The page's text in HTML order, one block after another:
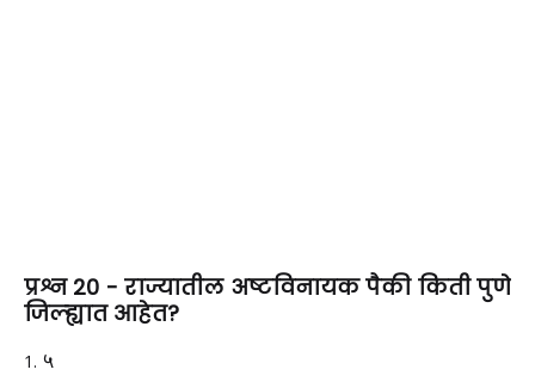
प्रश्न 20 - राज्यातील अष्टविनायक पैकी किती पुणे
जिल्ह्यात आहेत?
५